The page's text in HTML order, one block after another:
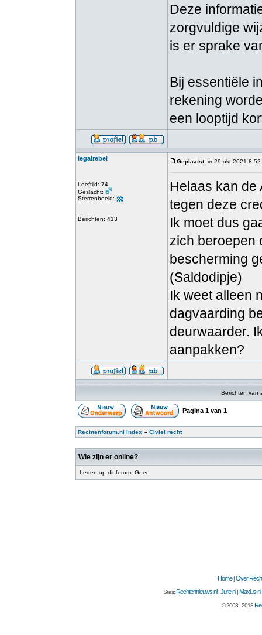
Deze
zorgvuldige
is er sprake
Bij essentiële
rekening
een looptijd
legalrebel
Leeftijd: 74
Geslacht:
Sterrenbeeld:
Berichten: 413
Geplaatst: vr 29 okt 2021 8:52
Helaas kan de
tegen deze
Ik moet dus
zich beroepen
bescherming
(Saldodipje)
Ik weet alleen
dagvaarding
deurwaarder.
aanpakken?
Berichten van
Pagina 1 van 1
Rechtenforum.nl Index » Civiel recht
Wie zijn er online?
Leden op dit forum: Geen
Home|Over
Sites:Rechtennieuws.nl |Jure.nl |Maxius.nl
© 2003 - 2018